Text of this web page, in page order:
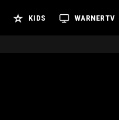
KIDS WARNERTV